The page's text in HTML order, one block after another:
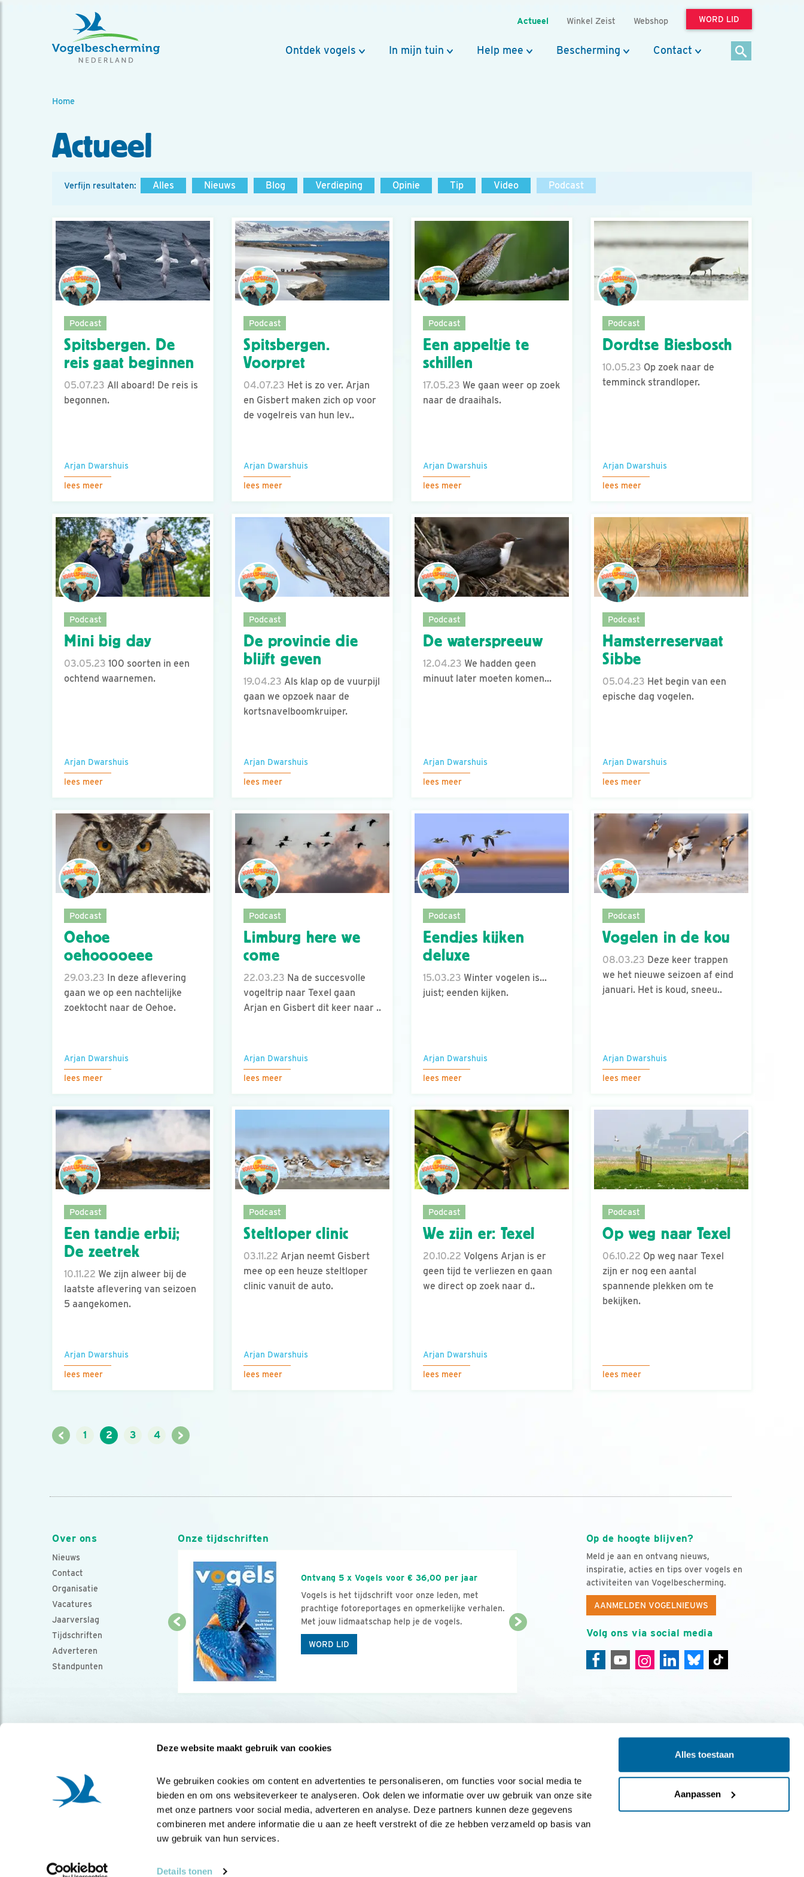
Deze website maakt gebruik van cookies
We gebruiken cookies om content en advertenties te personaliseren, om functies voor social media te
bieden en om ons websiteverkeer te analyseren. Ook delen we informatie over uw gebruik van onze site
met onze partners voor social media, adverteren en analyse. Deze partners kunnen deze gegevens
combineren met andere informatie die u aan ze heeft verstrekt of die ze hebben verzameld op basis van
uw gebruik van hun services.
Details tonen
Alles toestaan
Aanpassen
Actueel Winkel Zeist Webshop WORD LID
Ontdek vogels In mijn tuin Help mee Bescherming Contact
Home
Actueel
Verfijn resultaten: Alles Nieuws Blog Verdieping Opinie Tip Video Podcast
Podcast
Spitsbergen. De
reis gaat beginnen
05.07.23 All aboard! De reis is
begonnen.
Arjan Dwarshuis
lees meer
Podcast
Spitsbergen.
Voorpret
04.07.23 Het is zo ver. Arjan
en Gisbert maken zich op voor
de vogelreis van hun lev..
Arjan Dwarshuis
lees meer
Podcast
Een appeltje te
schillen
17.05.23 We gaan weer op zoek
naar de draaihals.
Arjan Dwarshuis
lees meer
Podcast
Dordtse Biesbosch
10.05.23 Op zoek naar de
temminck strandloper.
Arjan Dwarshuis
lees meer
Podcast
Mini big day
03.05.23 100 soorten in een
ochtend waarnemen.
Arjan Dwarshuis
lees meer
Podcast
De provincie die
blijft geven
19.04.23 Als klap op de vuurpijl
gaan we opzoek naar de
kortsnavelboomkruiper.
Arjan Dwarshuis
lees meer
Podcast
De waterspreeuw
12.04.23 We hadden geen
minuut later moeten komen...
Arjan Dwarshuis
lees meer
Podcast
Hamsterreservaat
Sibbe
05.04.23 Het begin van een
epische dag vogelen.
Arjan Dwarshuis
lees meer
Podcast
Oehoe
oehooooeee
29.03.23 In deze aflevering
gaan we op een nachtelijke
zoektocht naar de Oehoe.
Arjan Dwarshuis
lees meer
Podcast
Limburg here we
come
22.03.23 Na de succesvolle
vogeltrip naar Texel gaan
Arjan en Gisbert dit keer naar ..
Arjan Dwarshuis
lees meer
Podcast
Eendjes kijken
deluxe
15.03.23 Winter vogelen is...
juist; eenden kijken.
Arjan Dwarshuis
lees meer
Podcast
Vogelen in de kou
08.03.23 Deze keer trappen
we het nieuwe seizoen af eind
januari. Het is koud, sneeu..
Arjan Dwarshuis
lees meer
Podcast
Een tandje erbij;
De zeetrek
10.11.22 We zijn alweer bij de
laatste aflevering van seizoen
5 aangekomen.
Arjan Dwarshuis
lees meer
Podcast
Steltloper clinic
03.11.22 Arjan neemt Gisbert
mee op een heuze steltloper
clinic vanuit de auto.
Arjan Dwarshuis
lees meer
Podcast
We zijn er: Texel
20.10.22 Volgens Arjan is er
geen tijd te verliezen en gaan
we direct op zoek naar d..
Arjan Dwarshuis
lees meer
Podcast
Op weg naar Texel
06.10.22 Op weg naar Texel
zijn er nog een aantal
spannende plekken om te
bekijken.
lees meer
< 1 2 3 4 >
Over ons
Nieuws
Contact
Organisatie
Vacatures
Jaarverslag
Tijdschriften
Adverteren
Standpunten
Op de hoogte blijven?
Meld je aan en ontvang nieuws,
inspiratie, acties en tips over vogels en
activiteiten van Vogelbescherming.
AANMELDEN VOGELNIEUWS
Volg ons via social media
Onze tijdschriften
Ontvang 5 x Vogels voor € 36,00 per jaar
Vogels is het tijdschrift voor onze leden, met
prachtige fotoreportages en opmerkelijke verhalen.
Met jouw lidmaatschap help je de vogels.
WORD LID